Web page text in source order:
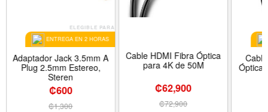
ELEGIBLE PARA
ENTREGA EN 2 HORAS
Adaptador Jack 3.5mm A
Plug 2.5mm Estereo,
Steren
₡600
₡1,300
Cable HDMI Fibra Óptica
para 4K de 50M
₡62,900
₡72,900
Óptica